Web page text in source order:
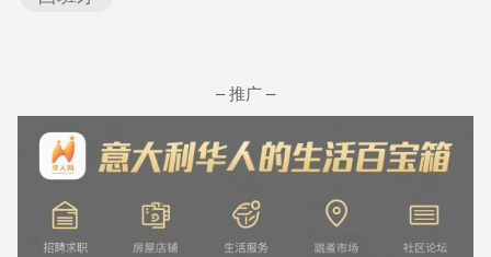
– 推广 –